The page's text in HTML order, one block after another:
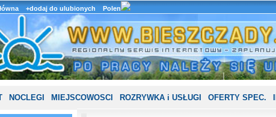
+dodaj do ulubionych Polen
NOCLEGI MIEJSCOWOSCI ROZRYWKA i USŁUGI OFERTY SPEC.